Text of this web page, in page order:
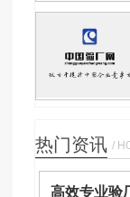
热门资讯 /
高效专业验